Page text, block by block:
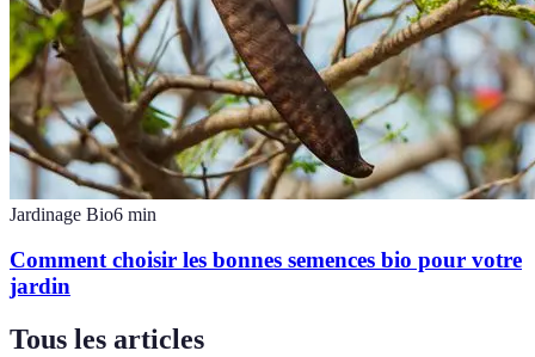
Jardinage Bio6 min
Comment choisir les bonnes semences bio pour votre
jardin
Tous les articles